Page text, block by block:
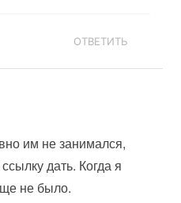
ОТВЕТИТЬ
им не занимался,
дать. Когда я
не было.